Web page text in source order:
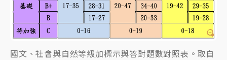
國文、社會與自然等級加標示與答對題數對照表。取自